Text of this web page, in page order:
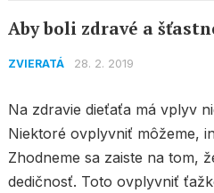
Aby boli zdravé a
ZVIERATÁ 28. 2. 2019
Na zdravie dieťaťa má vplyv
Niektoré ovplyvniť môžeme,
Zhodneme sa zaiste na tom,
dedičnosť. Toto ovplyvniť